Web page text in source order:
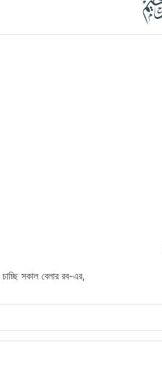
সকাল বেলার রব-এর,